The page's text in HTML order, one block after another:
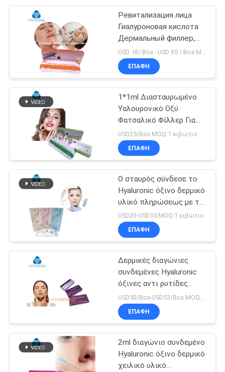
ΕΠΙΣΚΈΨΕΙΣ
ΕΡΓΟΣΤΆΣΙΟ
ΈΛΕΓΧΟΣ
ΠΟΙΌΤΗΤΑΣ
ΕΠΙΚΟΙΝΩΝΉΣΤΕ
ΜΑΣ
ΥΠΟΘΈΣΕΙΣ
ΖΗΤΉΣΤΕ
ΠΡΟΣΦΟΡΆ
SHOPPING
ONLINE
δέρματος και την
νεανική λάμψη
Ревитализация лица
Гиалуроновая кислота
Дермальный филлер,
содержащий сшитую
гиалуроновую кислоту,
предназначенный для
увеличения губ
ΕΠΑΦΉ
1*1ml Διασταυρωμένο
Υαλουρονικό Οξύ
Φατσαλικό Φίλλερ Για
Μεγέθυνση των χειλιών
USD25/Box MOQ:1 κιβώτιο
ΕΠΑΦΉ
Ο σταυρός σύνδεσε το
Hyaluronic όξινο δερμικό
υλικό πληρώσεως με τη
λιδοκαΐνη 24mg
USD20-USD35 MOQ:1 κιβώτιο
ΕΠΑΦΉ
Δερμικές διαγώνιες
συνδεμένες Hyaluronic
όξινες αντι ρυτίδες
χειλικών υλικών
πληρώσεως
USD50/Box-USD53/Box MOQ:1 κουτί
ΕΠΑΦΉ
2ml διαγώνιο συνδεμένο
Hyaluronic όξινο δερμικό
χειλικό υλικό